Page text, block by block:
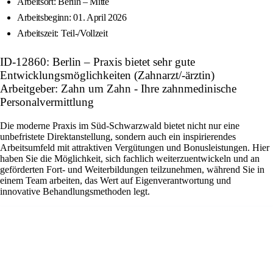
Arbeitsbeginn: 01. April 2026
Arbeitszeit: Teil-/Vollzeit
ID-12860: Berlin – Praxis bietet sehr gute
Entwicklungsmöglichkeiten (Zahnarzt/-ärztin)
Arbeitgeber: Zahn um Zahn - Ihre zahnmedinische
Personalvermittlung
Die moderne Praxis im Süd-Schwarzwald bietet nicht nur eine
unbefristete Direktanstellung, sondern auch ein inspirierendes
Arbeitsumfeld mit attraktiven Vergütungen und Bonusleistungen. Hier
haben Sie die Möglichkeit, sich fachlich weiterzuentwickeln und an
geförderten Fort- und Weiterbildungen teilzunehmen, während Sie in
einem Team arbeiten, das Wert auf Eigenverantwortung und
innovative Behandlungsmethoden legt.